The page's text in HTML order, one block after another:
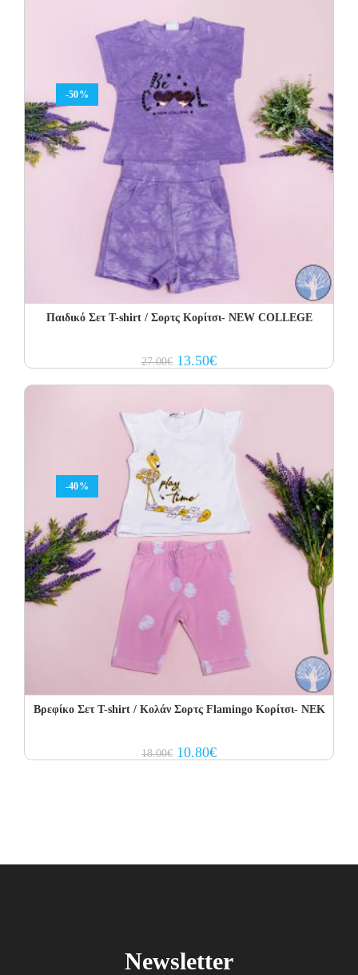
-50%
Παιδικό Σετ T-shirt / Σορτς Κορίτσι- NEW COLLEGE
27.00€ Original
price
13.50€Current
price
-40%
Βρεφίκο Σετ Τ-shirt / Κολάν Σορτς Flamingo Κορίτσι- NEK
18.00€ Original
price
10.80€Current
price
Newsletter